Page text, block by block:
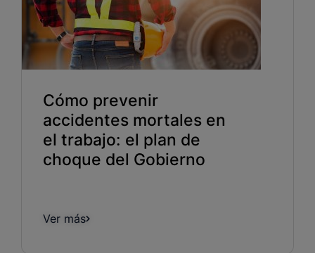
Cómo prevenir
accidentes mortales en
el trabajo: el plan de
choque del Gobierno
Ver más